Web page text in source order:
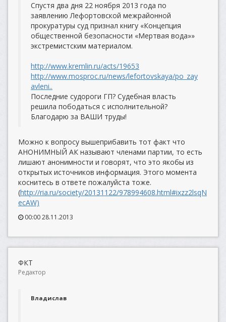
Спустя два дня 22 ноября 2013 года по
заявлению Лефортовской межрайонной
прокуратуры суд признал книгу «Концепция
общественной безопасности «Мертвая вода»»
экстремистским материалом.
http://www.kremlin.ru/acts/19653
http://www.mosproc.ru/news/lefortovskaya/po_zay
avleni..
Последние судороги ГП? Судебная власть
решила пободаться с исполнительной?
Благодарю за ВАШИ труды!
Можно к вопросу вышеприбавить тот факт что
АНОНИМНЫЙ АК называют членами партии, то есть
лишают анонимности и говорят, что это якобы из
открытых источников информация. Этого момента
коснитесь в ответе пожалуйста тоже.
(http://ria.ru/society/20131122/978994608.html#ixzz2lsqN
ecAW)
00:00 28.11.2013
ФКТ
Редактор
Владислав